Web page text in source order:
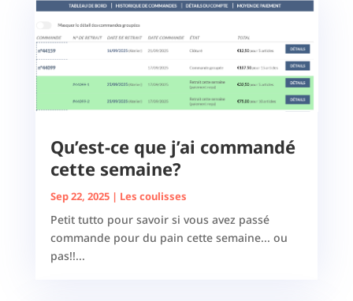
Qu’est-ce que j’ai commandé
cette semaine?
Sep 22, 2025| Les coulisses
Petit tutto pour savoir si vous avez passé
commande pour du pain cette semaine... ou
pas!!...